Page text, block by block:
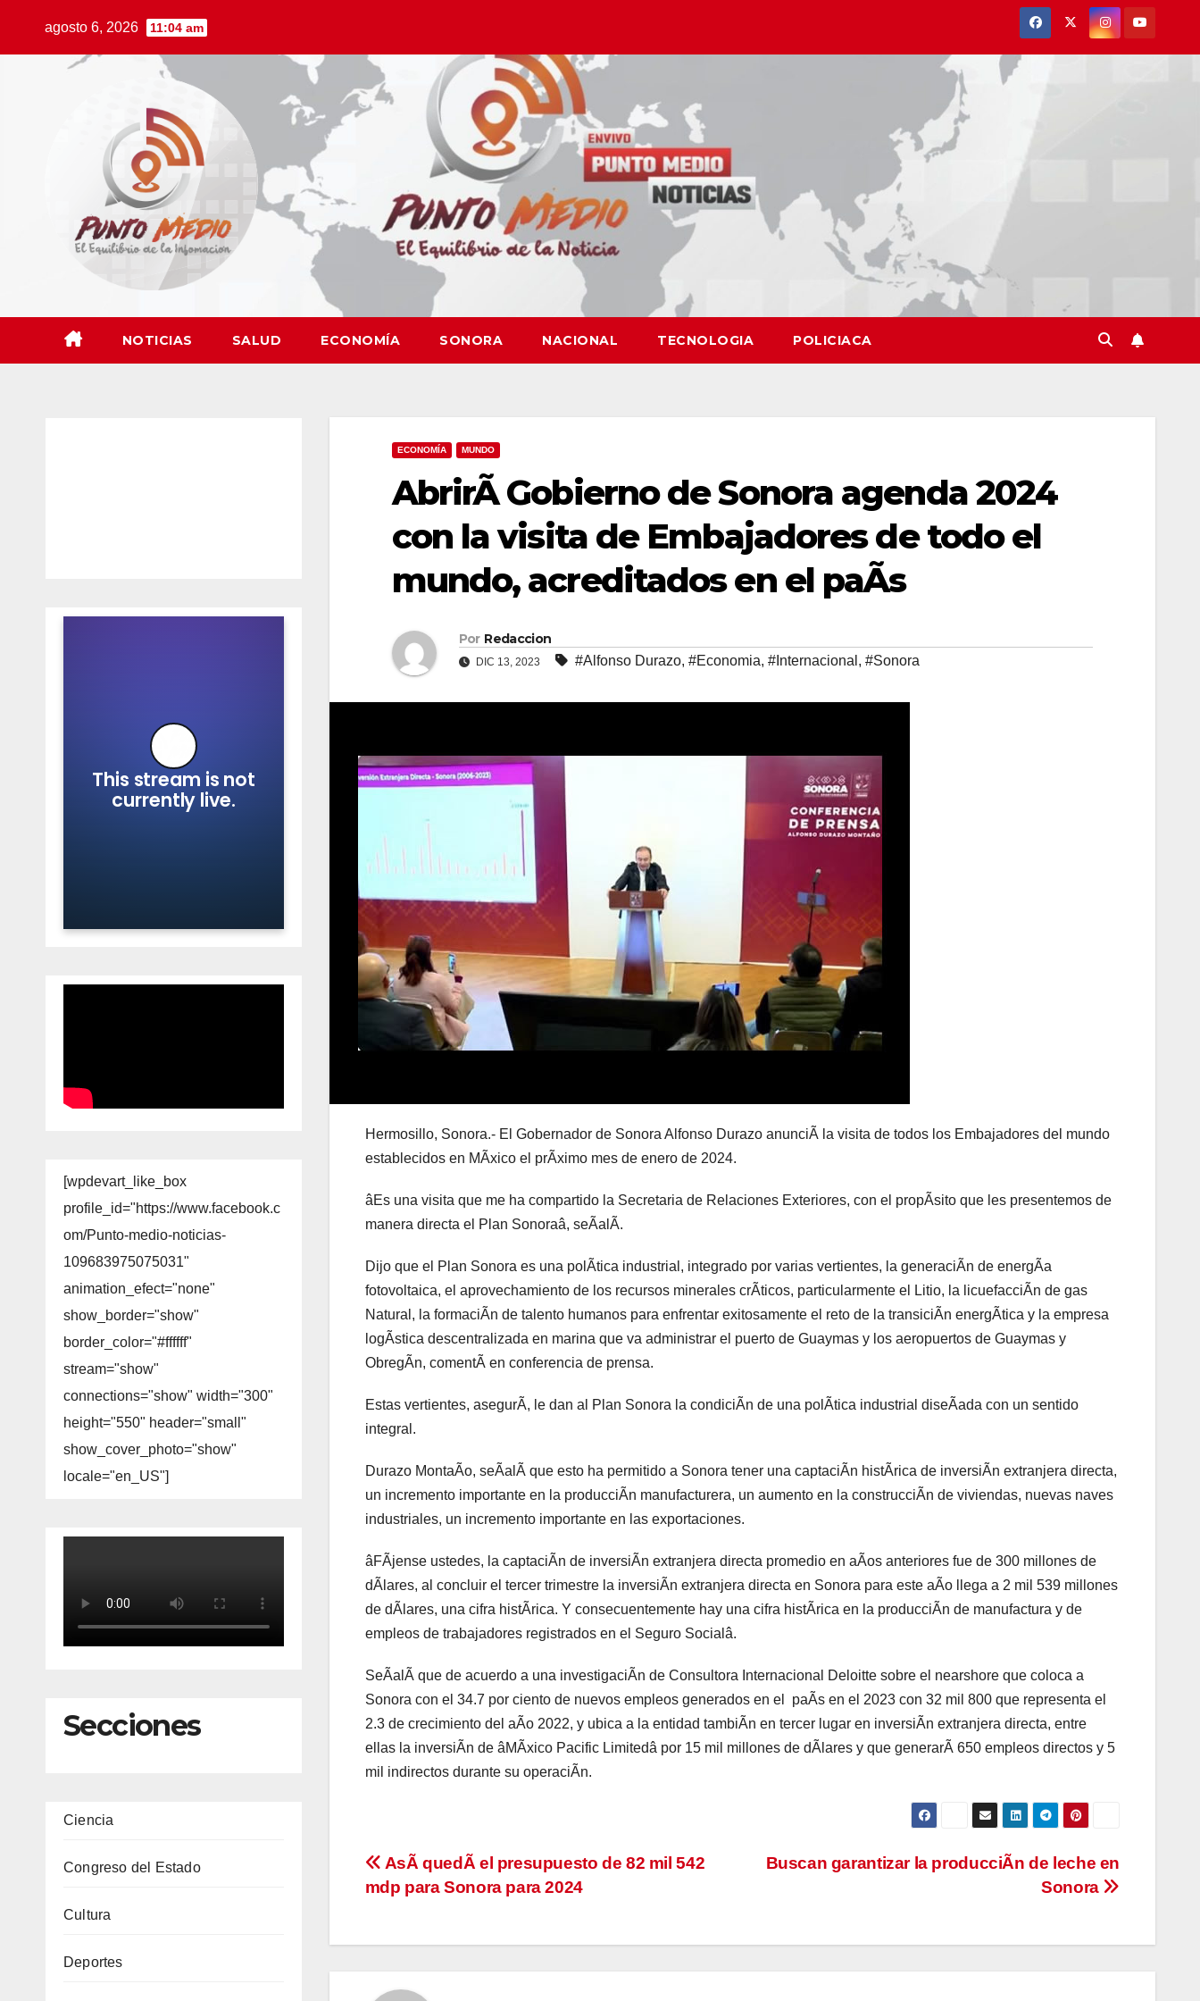
agosto 6, 2026 11:04 am
NOTICIAS SALUD ECONOMÍA SONORA NACIONAL TECNOLOGIA POLICIACA
[wpdevart_like_box
profile_id="https://www.facebook.c
om/Punto-medio-noticias-
109683975075031"
animation_efect="none"
show_border="show"
border_color="#ffffff"
stream="show"
connections="show" width="300"
height="550" header="small"
show_cover_photo="show"
locale="en_US"]
Secciones
Ciencia
Congreso del Estado
Cultura
Deportes
ECONOMÍA MUNDO
AbrirÃ Gobierno de Sonora agenda 2024
con la visita de Embajadores de todo el
mundo, acreditados en el paÃs
Por Redaccion
DIC 13, 2023 #Alfonso Durazo, #Economia, #Internacional , #Sonora
Hermosillo, Sonora.- El Gobernador de Sonora Alfonso Durazo anunciÃ la visita de todos los Embajadores del mundo
establecidos en MÃxico el prÃximo mes de enero de 2024.
âEs una visita que me ha compartido la Secretaria de Relaciones Exteriores, con el propÃsito que les presentemos de
manera directa el Plan Sonoraâ, seÃalÃ.
Dijo que el Plan Sonora es una polÃtica industrial, integrado por varias vertientes, la generaciÃn de energÃa
fotovoltaica, el aprovechamiento de los recursos minerales crÃticos, particularmente el Litio, la licuefacciÃn de gas
Natural, la formaciÃn de talento humanos para enfrentar exitosamente el reto de la transiciÃn energÃtica y la empresa
logÃstica descentralizada en marina que va administrar el puerto de Guaymas y los aeropuertos de Guaymas y
ObregÃn, comentÃ en conferencia de prensa.
Estas vertientes, asegurÃ, le dan al Plan Sonora la condiciÃn de una polÃtica industrial diseÃada con un sentido
integral.
Durazo MontaÃo, seÃalÃ que esto ha permitido a Sonora tener una captaciÃn histÃrica de inversiÃn extranjera directa,
un incremento importante en la producciÃn manufacturera, un aumento en la construcciÃn de viviendas, nuevas naves
industriales, un incremento importante en las exportaciones.
âFÃjense ustedes, la captaciÃn de inversiÃn extranjera directa promedio en aÃos anteriores fue de 300 millones de
dÃlares, al concluir el tercer trimestre la inversiÃn extranjera directa en Sonora para este aÃo llega a 2 mil 539 millones
de dÃlares, una cifra histÃrica. Y consecuentemente hay una cifra histÃrica en la producciÃn de manufactura y de
empleos de trabajadores registrados en el Seguro Socialâ.
SeÃalÃ que de acuerdo a una investigaciÃn de Consultora Internacional Deloitte sobre el nearshore que coloca a
Sonora con el 34.7 por ciento de nuevos empleos generados en el paÃs en el 2023 con 32 mil 800 que representa el
2.3 de crecimiento del aÃo 2022, y ubica a la entidad tambiÃn en tercer lugar en inversiÃn extranjera directa, entre
ellas la inversiÃn de âMÃxico Pacific Limitedâ por 15 mil millones de dÃlares y que generarÃ 650 empleos directos y 5
mil indirectos durante su operaciÃn.
Navegación
de
entradas
Buscan garantizar la producciÃn de leche en
Sonora
AsÃ quedÃ el presupuesto de 82 mil 542
mdp para Sonora para 2024